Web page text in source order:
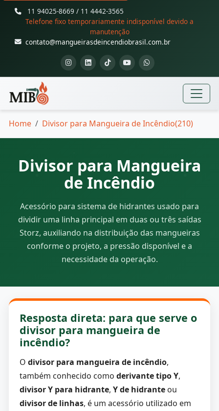
11 94025-8669 / 11 4442-3565
Telefone fixo temporariamente indisponível devido a
manutenção
contato@mangueirasdeincendiobrasil.com.br
Home Divisor para Mangueira de Incêndio(210)
Divisor para Mangueira
de Incêndio
Acessório para sistema de hidrantes usado para
dividir uma linha principal em duas ou três saídas
Storz, auxiliando na distribuição das mangueiras
conforme o projeto, a pressão disponível e a
necessidade da operação.
Resposta direta: para que serve o
divisor para mangueira de
incêndio?
O divisor para mangueira de incêndio,
também conhecido como derivante tipo Y,
divisor Y para hidrante, Y de hidranteou
divisor de linhas, é um acessório utilizado em